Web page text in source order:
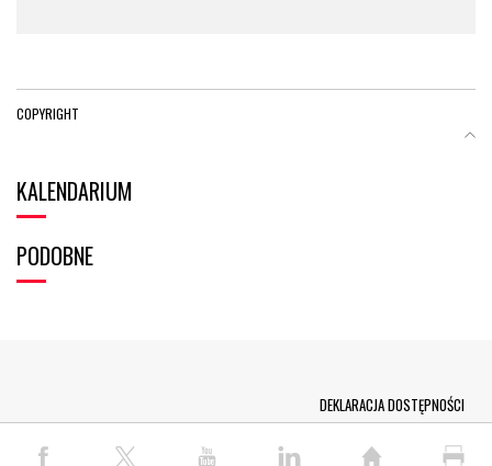
COPYRIGHT
KALENDARIUM
PODOBNE
© COPYRIGHT PAP 2026
DEKLARACJA DOSTĘPNOŚCI